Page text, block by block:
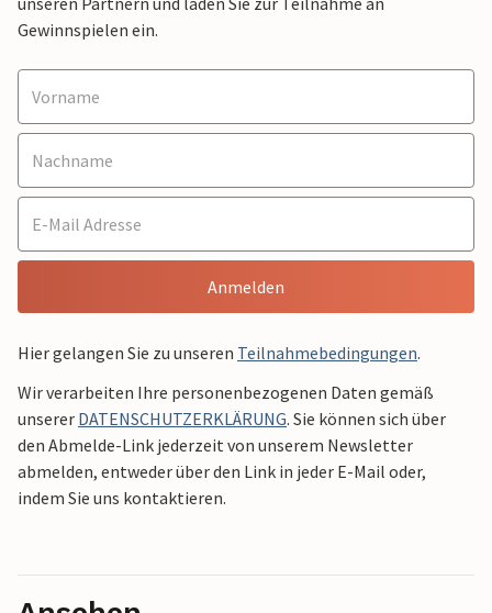
Gewinnspielen ein.
Anmelden
Hier gelangen Sie zu unseren Teilnahmebedingungen.
Wir verarbeiten Ihre personenbezogenen Daten gemäß
unserer DATENSCHUTZERKLÄRUNG. Sie können sich über
den Abmelde-Link jederzeit von unserem Newsletter
abmelden, entweder über den Link in jeder E-Mail oder,
indem Sie uns kontaktieren.